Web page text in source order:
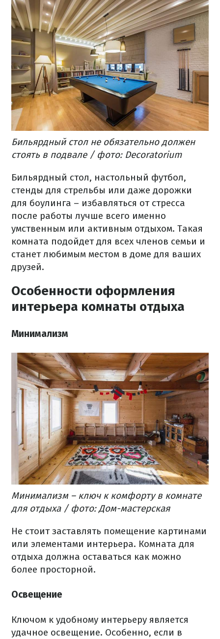
Бильярдный стол не обязательно должен
стоять в подвале / фото: Decoratorium
Бильярдный стол, настольный футбол,
стенды для стрельбы или даже дорожки
для боулинга – избавляться от стресса
после работы лучше всего именно
умственным или активным отдыхом. Такая
комната подойдет для всех членов семьи и
станет любимым местом в доме для ваших
друзей.
Особенности оформления
интерьера комнаты отдыха
Минимализм
Минимализм – ключ к комфорту в комнате
для отдыха / фото: Дом-мастерская
Не стоит заставлять помещение картинами
или элементами интерьера. Комната для
отдыха должна оставаться как можно
более просторной.
Освещение
Ключом к удобному интерьеру является
удачное освещение. Особенно, если в